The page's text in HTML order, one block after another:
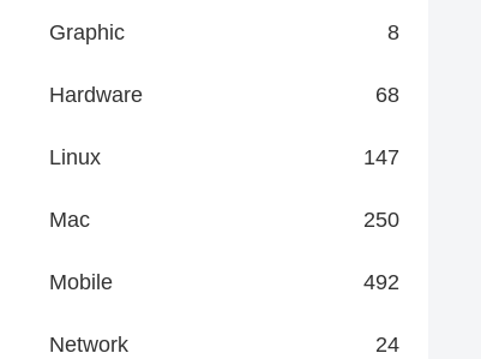
Graphic 8
Hardware 68
Linux 147
Mac 250
Mobile 492
Network 24